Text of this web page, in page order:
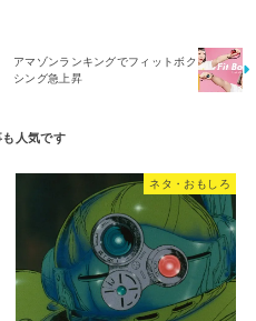
アマゾンランキングでフィットボク
シング急上昇
ネタ・おもしろ